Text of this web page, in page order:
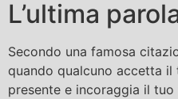
L’ultima
Secondo una famosa
quando qualcuno accetta
presente e incoraggia il tuo